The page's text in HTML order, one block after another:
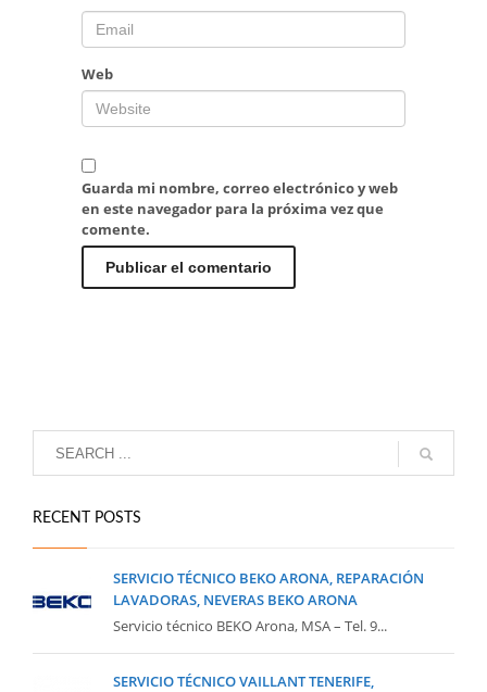
Web
Guarda mi nombre, correo electrónico y web
en este navegador para la próxima vez que
comente.
RECENT POSTS
SERVICIO TÉCNICO BEKO ARONA, REPARACIÓN
LAVADORAS, NEVERAS BEKO ARONA
Servicio técnico BEKO Arona, MSA – Tel. 9...
SERVICIO TÉCNICO VAILLANT TENERIFE,